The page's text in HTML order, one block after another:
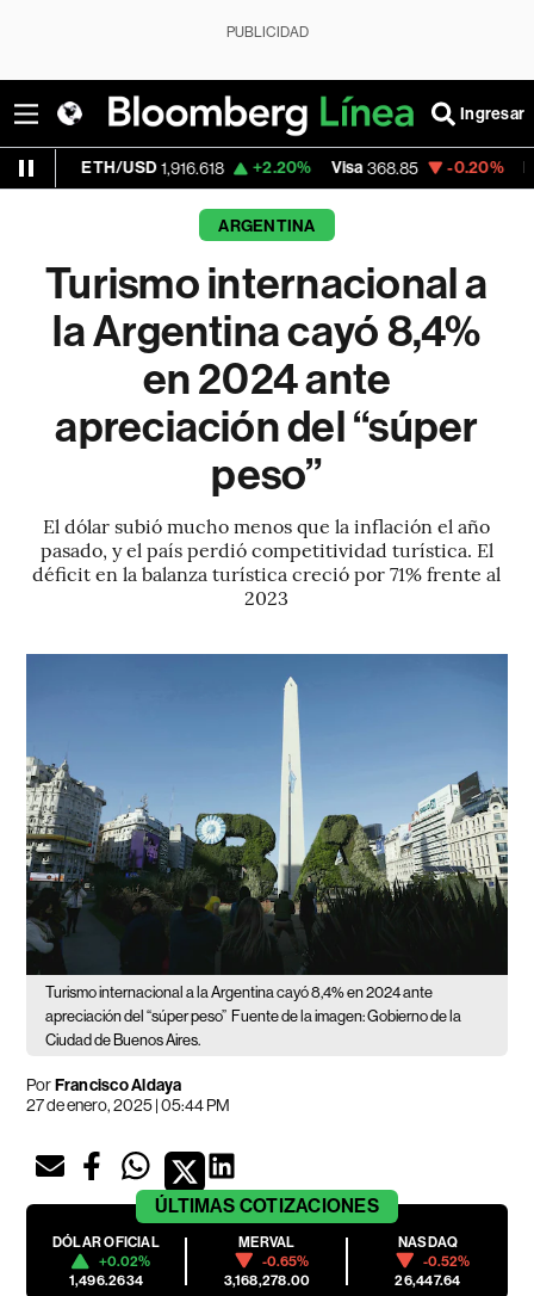
PUBLICIDAD
Ingresar
1,916.618 +2.20% Visa 368.85 -0.20%
ARGENTINA
Turismo internacional a
la Argentina cayó 8,4%
en 2024 ante
apreciación del “súper
peso”
El dólar subió mucho menos que la inflación el año
pasado, y el país perdió competitividad turística. El
déficit en la balanza turística creció por 71% frente al
2023
Turismo internacional a la Argentina cayó 8,4% en 2024 ante
apreciación del “súper peso” Fuente de la imagen: Gobierno de la
Ciudad de Buenos Aires.
PorFrancisco Aldaya
27 de enero, 2025 | 05:44 PM
ÚLTIMAS COTIZACIONES
DÓLAR OFICIAL
+0.02%
1,496.2634
MERVAL
-0.65%
3,168,278.00
NASDAQ
-0.52%
26,447.64